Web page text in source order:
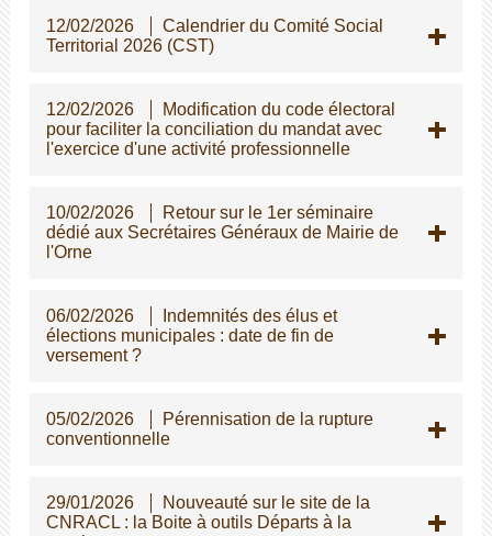
12/02/2026
Calendrier du Comité Social
Territorial 2026 (CST)
12/02/2026
Modification du code électoral
pour faciliter la conciliation du mandat avec
l'exercice d'une activité professionnelle
10/02/2026
Retour sur le 1er séminaire
dédié aux Secrétaires Généraux de Mairie de
l'Orne
06/02/2026
Indemnités des élus et
élections municipales : date de fin de
versement ?
05/02/2026
Pérennisation de la rupture
conventionnelle
29/01/2026
Nouveauté sur le site de la
CNRACL : la Boite à outils Départs à la